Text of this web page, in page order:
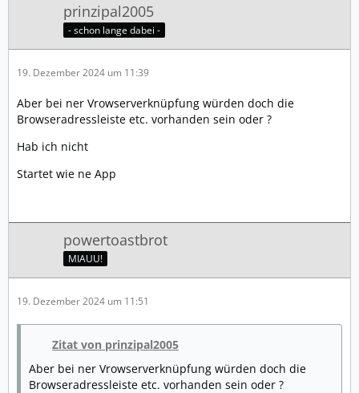
prinzipal2005
- schon lange dabei -
19. Dezember 2024 um 11:39
Aber bei ner Vrowserverknüpfung würden doch die
Browseradressleiste etc. vorhanden sein oder ?
Hab ich nicht
Startet wie ne App
powertoastbrot
MIAUU!
19. Dezember 2024 um 11:51
Zitat von prinzipal2005
Aber bei ner Vrowserverknüpfung würden doch die
Browseradressleiste etc. vorhanden sein oder ?